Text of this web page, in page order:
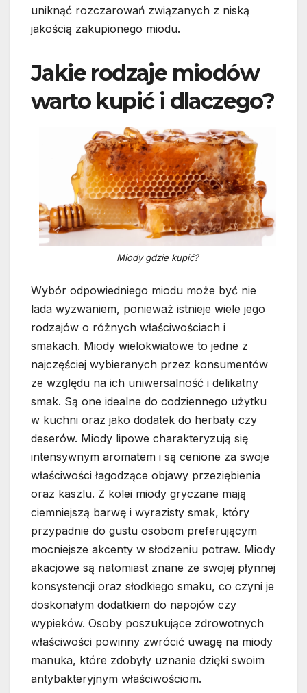
uniknąć rozczarowań związanych z niską
jakością zakupionego miodu.
Jakie rodzaje miodów
warto kupić i dlaczego?
Miody gdzie kupić?
Wybór odpowiedniego miodu może być nie
lada wyzwaniem, ponieważ istnieje wiele jego
rodzajów o różnych właściwościach i
smakach. Miody wielokwiatowe to jedne z
najczęściej wybieranych przez konsumentów
ze względu na ich uniwersalność i delikatny
smak. Są one idealne do codziennego użytku
w kuchni oraz jako dodatek do herbaty czy
deserów. Miody lipowe charakteryzują się
intensywnym aromatem i są cenione za swoje
właściwości łagodzące objawy przeziębienia
oraz kaszlu. Z kolei miody gryczane mają
ciemniejszą barwę i wyrazisty smak, który
przypadnie do gustu osobom preferującym
mocniejsze akcenty w słodzeniu potraw. Miody
akacjowe są natomiast znane ze swojej płynnej
konsystencji oraz słodkiego smaku, co czyni je
doskonałym dodatkiem do napojów czy
wypieków. Osoby poszukujące zdrowotnych
właściwości powinny zwrócić uwagę na miody
manuka, które zdobyły uznanie dzięki swoim
antybakteryjnym właściwościom.